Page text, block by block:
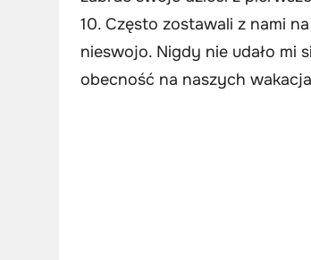
10. Często zostawali z nami
nieswojo. Nigdy nie udało mi
obecność na naszych